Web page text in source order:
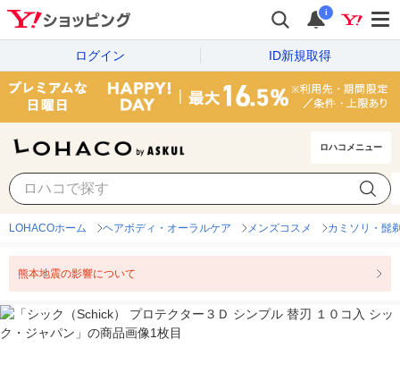
i
ログイン ID新規取得
ロハコメニュー
LOHACOホーム ヘアボディ・オーラルケア メンズコスメ カミソリ・髭
熊本地震の影響について